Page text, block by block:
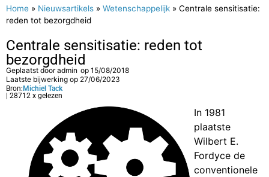
Home » Nieuwsartikels » Wetenschappelijk » Centrale sensitisatie:
reden tot bezorgdheid
Centrale sensitisatie: reden tot
bezorgdheid
Geplaatst dooradmin op 15/08/2018
Laatste bijwerking op 27/06/2023
Bron: Michiel Tack
| 28712 x gelezen
In 1981
plaatste
Wilbert E.
Fordyce de
conventionele